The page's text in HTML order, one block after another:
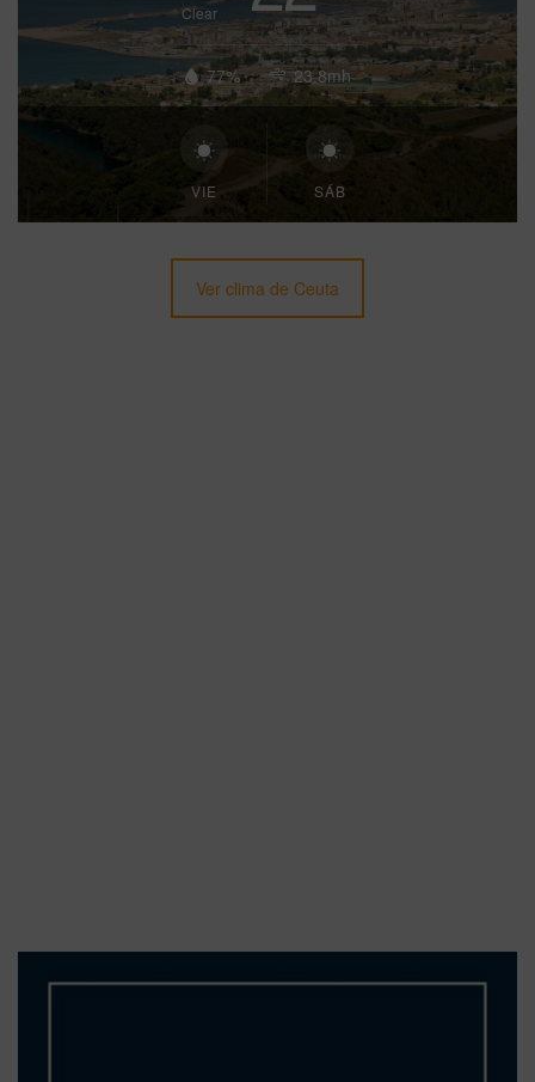
Clear
77% 23.8mh
VIE SÁB
Ver clima de Ceuta